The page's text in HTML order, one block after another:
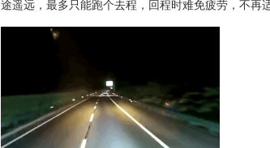
途遥远，最多只能跑个去程，回程时难免疲劳，不再